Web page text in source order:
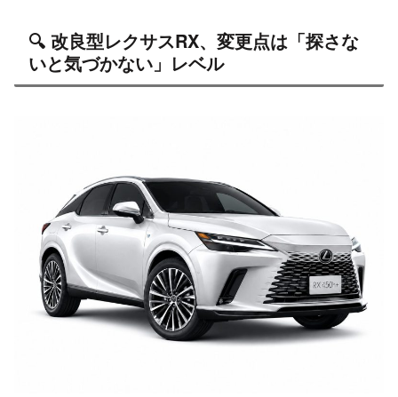
🔍 改良型レクサスRX、変更点は「探さな
いと気づかない」レベル